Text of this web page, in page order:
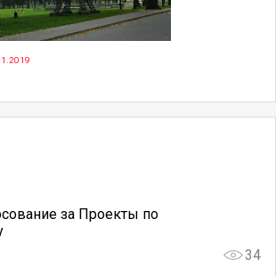
за Проекты по
34